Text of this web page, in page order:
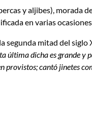
y aljibes), morada
en varias
segunda mitad del
última dicha es grande y
provistos; cantó jinetes